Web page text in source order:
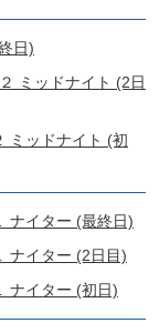
日)
ミッドナイト (2日
ッドナイト (初
イター (最終日)
イター (2日目)
イター (初日)